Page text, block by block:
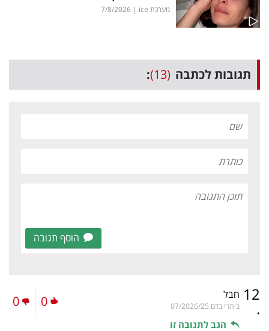
מערכת ice |
7/8/2026
תגובות לכתבה (13)
:
הוסף תגובה
12
.
חבל
ביתרי בדם 07/2026/25
הגב לתגובה זו
0
0